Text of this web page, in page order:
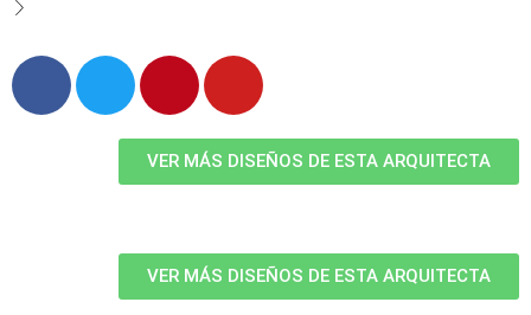
VER MÁS DISEÑOS DE ESTA ARQUITECTA
VER MÁS DISEÑOS DE ESTA ARQUITECTA